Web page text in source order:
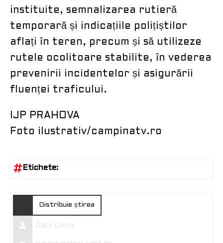
instituite, semnalizarea rutieră
temporară și indicațiile polițiștilor
aflați în teren, precum și să utilizeze
rutele ocolitoare stabilite, în vederea
prevenirii incidentelor și asigurării
fluenței traficului.
IJP PRAHOVA
Foto ilustrativ/campinatv.ro
Etichete:
Distribuie știrea
Gabi Dima